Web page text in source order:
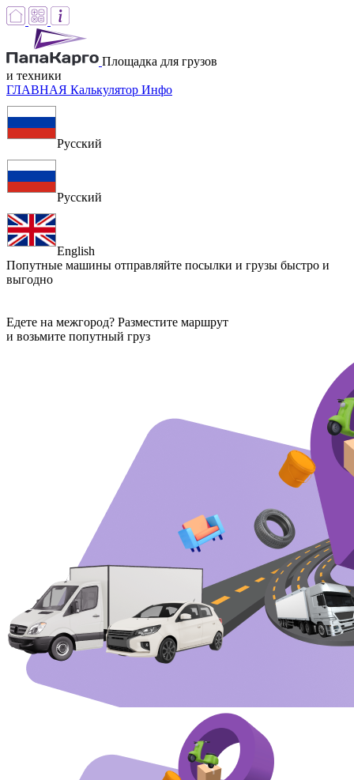
Площадка для грузов
и техники
ГЛАВНАЯ Калькулятор Инфо
Русский
Русский
English
Попутные машины отправляйте посылки и грузы быстро и
выгодно
Едете на межгород? Разместите маршрут
и возьмите попутный груз